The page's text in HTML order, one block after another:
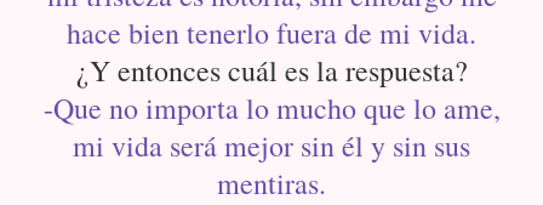
hace bien tenerlo fuera de mi vida.
¿Y entonces cuál es la respuesta?
-Que no importa lo mucho que lo ame,
mi vida será mejor sin él y sin sus
mentiras.